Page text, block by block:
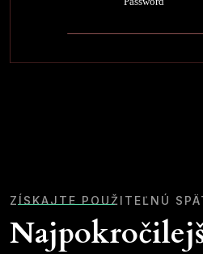
ZÍSKAJTE POUŽITEĽNÚ